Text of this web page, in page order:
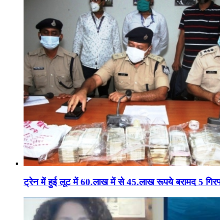
ट्रेन में हुई लूट में 60.लाख में से 45.लाख रूपये बरामद 5